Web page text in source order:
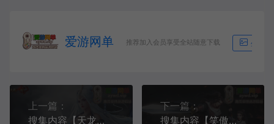
爱游网单 推荐加入会员享受全站随意下载 生成海
上一篇：
搜集内容【天龙八部】怀旧单机版七情刃副武器武道三重天鉴灵武梦境GM完善端
下一篇：
搜集内容【笑傲江湖】10职业130复古修复版虚拟机一键端